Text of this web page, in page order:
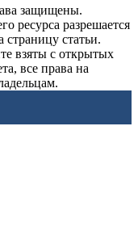
защищены.
ресурса разрешается
страницу статьи.
взяты с открытых
все права на